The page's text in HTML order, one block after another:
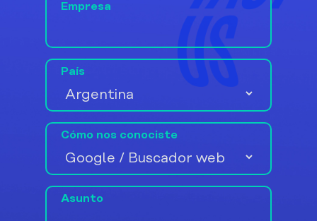
Empresa
País
Cómo nos conociste
Asunto